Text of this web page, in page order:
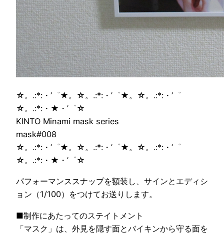
☆。.:*:・’゜★。☆。.:*:・’゜★。☆。.:*:・’゜
☆。.:*:・★・’゜☆
KINTO Minami mask series
mask#008
☆。.:*:・’゜★。☆。.:*:・’゜★。☆。.:*:・’゜
☆。.:*:・★・’゜☆
パフォーマンススナップを額装し、サインとエディシ
ョン（1/100）をつけてお送りします。
■制作にあたってのステイトメント
「マスク」は、外見を隠す面とバイキンから守る面を